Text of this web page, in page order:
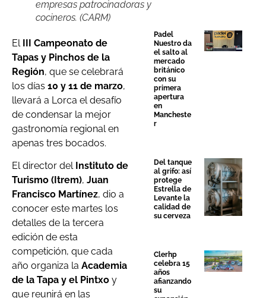
empresas patrocinadoras y
cocineros. (CARM)
ElIII Campeonato de
Tapas y Pinchos de la
Región, que se celebrará
los días 10 y 11 de marzo,
llevará a Lorca el desafío
de condensar la mejor
gastronomía regional en
apenas tres bocados.
El director del Instituto de
Turismo (Itrem), Juan
Francisco Martínez, dio a
conocer este martes los
detalles de la tercera
edición de esta
competición, que cada
año organiza la Academia
de la Tapa y el Pintxo y
que reunirá en las
Padel
Nuestro da
el salto al
mercado
británico
con su
primera
apertura
en
Mancheste
r
Del tanque
al grifo: así
protege
Estrella de
Levante la
calidad de
su cerveza
Clerhp
celebra 15
años
afianzando
su